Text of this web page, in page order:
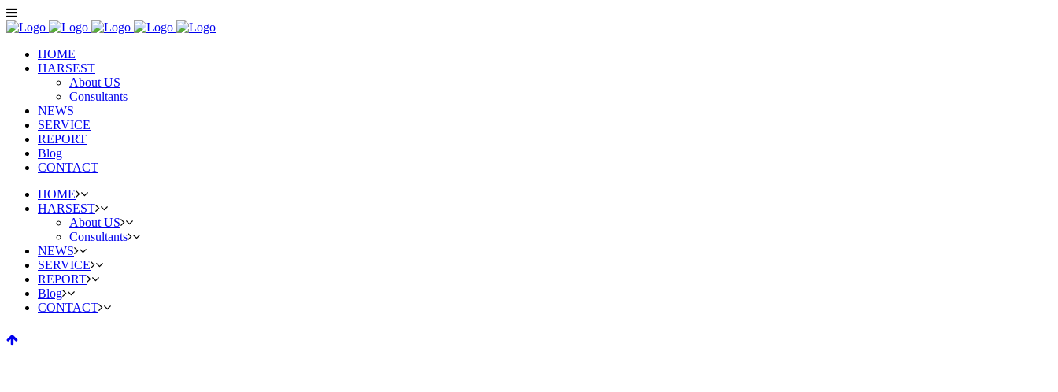
HOME
HARSEST
About US
Consultants
NEWS
SERVICE
REPORT
Blog
CONTACT
HOME
HARSEST
About US
Consultants
NEWS
SERVICE
REPORT
Blog
CONTACT